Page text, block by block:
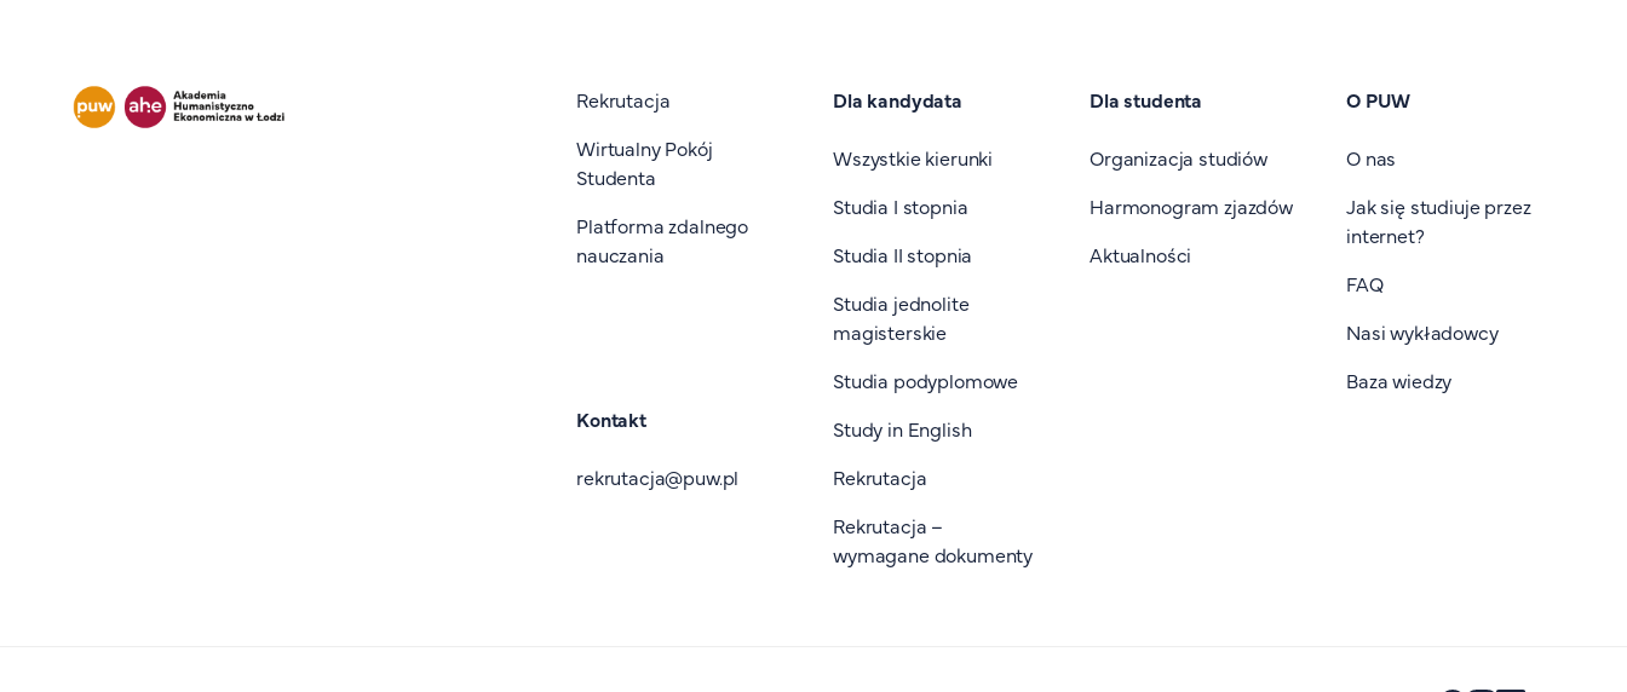
Stopka I
Rekrutacja
Wirtualny Pokój
Studenta
Platforma zdalnego
nauczania
Kontakt
rekrutacja@puw.pl
Dla kandydata
Wszystkie kierunki
Studia I stopnia
Studia II stopnia
Studia jednolite
magisterskie
Studia podyplomowe
Study in English
Rekrutacja
Rekrutacja –
wymagane dokumenty
Dla studenta
Organizacja studiów
Harmonogram zjazdów
Aktualności
O PUW
O nas
Jak się studiuje przez
internet?
FAQ
Nasi wykładowcy
Baza wiedzy